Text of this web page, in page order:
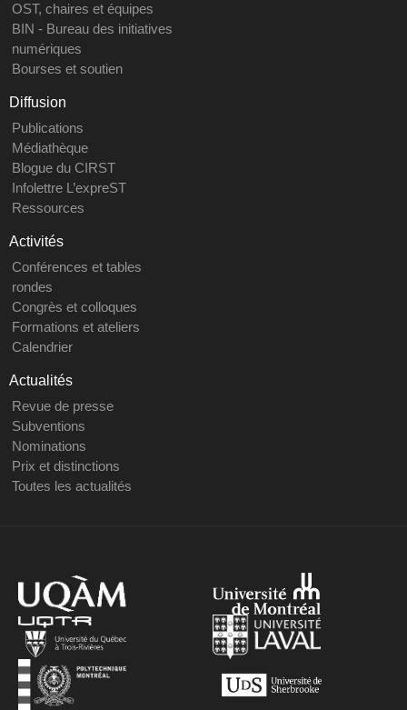
OST, chaires et équipes
BIN - Bureau des initiatives
numériques
Bourses et soutien
Diffusion
Publications
Médiathèque
Blogue du CIRST
Infolettre L’expreST
Ressources
Activités
Conférences et tables
rondes
Congrès et colloques
Formations et ateliers
Calendrier
Actualités
Revue de presse
Subventions
Nominations
Prix et distinctions
Toutes les actualités